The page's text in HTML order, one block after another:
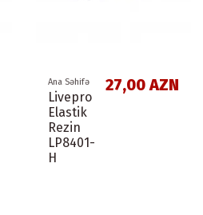
Ana Səhifə
Livepro
Elastik
Rezin
LP8401-
H
27,00 AZN